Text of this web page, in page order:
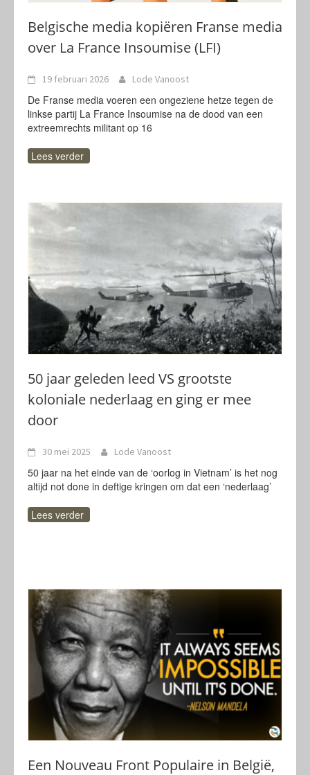
Belgische media kopiëren Franse media
over La France Insoumise (LFI)
19 februari 2026 Lode Vanoost
De Franse media voeren een ongeziene hetze tegen de
linkse partij La France Insoumise na de dood van een
extreemrechts militant op 16
Lees verder
50 jaar geleden leed VS grootste
koloniale nederlaag en ging er mee
door
30 mei 2025 Lode Vanoost
50 jaar na het einde van de ‘oorlog in Vietnam’ is het nog
altijd not done in deftige kringen om dat een ‘nederlaag’
Lees verder
Een Nouveau Front Populaire in België,